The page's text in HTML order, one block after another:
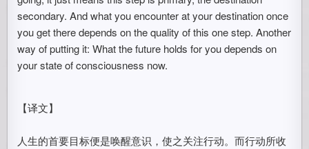
secondary. And what you encounter at your destination once
you get there depends on the quality of this one step. Another
way of putting it: What the future holds for you depends on
your state of consciousness now.
【译文】
人生的首要目标便是唤醒意识，使之关注行动。而行动所收